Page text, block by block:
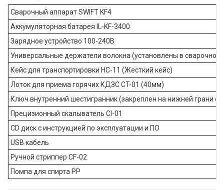
Сварочный аппарат SWIFT KF4
Аккумуляторная батарея IL-KF-3400
Зарядное устройство 100-240В
Универсальные держатели волокна (установлены в сварочном
Кейс для транспортировки HC-11 (Жесткий кейс)
Лоток для приема горячих КДЗС CT-01 (40мм)
Ключ внутренний шестигранник (закреплен на нижней грани
Прецизионный скалыватель CI-01
CD диск с инструкцией по эксплуатации и ПО
USB кабель
Ручной стриппер CF-02
Помпа для спирта PP